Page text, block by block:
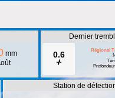
mm
Dernier
0.6
Régional
Station de